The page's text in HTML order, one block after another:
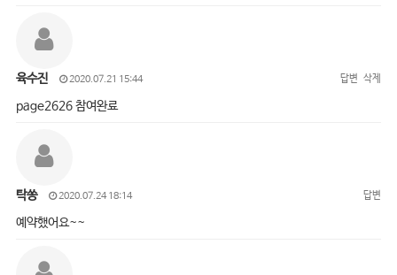
육수진 2020.07.21 15:44 답변 삭제
page2626 참여완료
탁쏭 2020.07.24 18:14 답변
예약했어요~~